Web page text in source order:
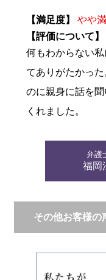
【満足度】
やや
【評価について】
何もわからない
てありがたかっ
のに親身に話を
くれました。
弁護
福岡
その他お客様の